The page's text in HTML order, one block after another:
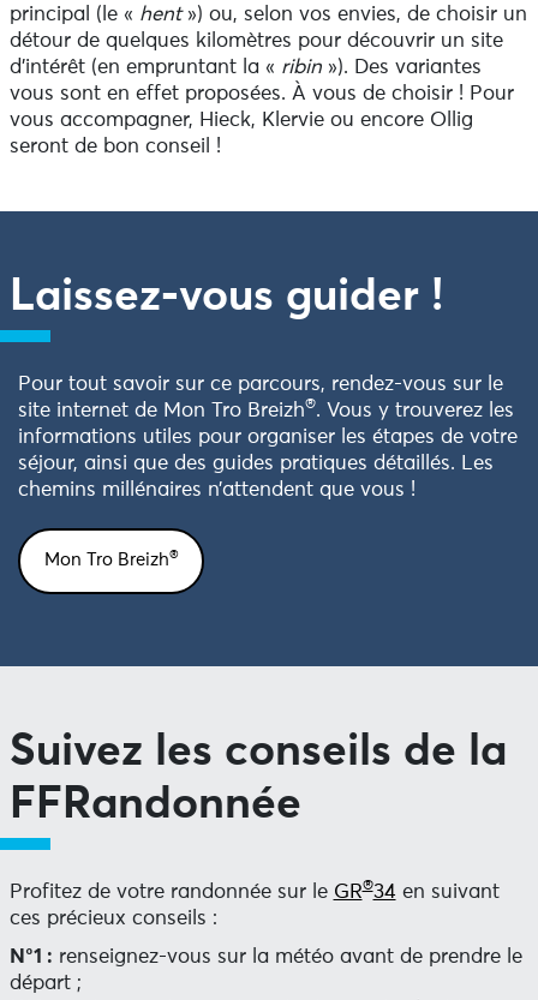
principal (le « hent») ou, selon vos envies, de choisir un
détour de quelques kilomètres pour découvrir un site
d’intérêt (en empruntant la « ribin»). Des variantes
vous sont en effet proposées. À vous de choisir ! Pour
vous accompagner, Hieck, Klervie ou encore Ollig
seront de bon conseil !
Laissez-vous guider!
Pour tout savoir sur ce parcours, rendez-vous sur le
site internet de Mon Tro Breizh®. Vous y trouverez les
informations utiles pour organiser les étapes de votre
séjour, ainsi que des guides pratiques détaillés. Les
chemins millénaires n’attendent que vous !
Mon Tro Breizh®
Suivez les conseils de la
FFRandonnée
Profitez de votre randonnée sur le GR®34 en suivant
ces précieux conseils :
N°1 : renseignez-vous sur la météo avant de prendre le
départ ;